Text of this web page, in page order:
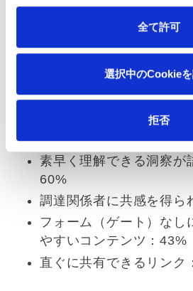
全て許可
選択中のCookie
拒否
バイヤーや見込み客が共有
次の通りです。
素早く理解できる洞察が
60%
調達関係者に共感を得ら
フォーム（ゲート）なし
やすいコンテンツ：43%
直ぐに共有できるリンク